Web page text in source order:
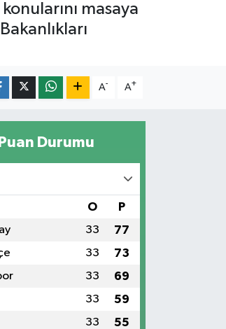
masaya
A- A+
Durumu
O P
33 77
33 73
33 69
33 59
33 55